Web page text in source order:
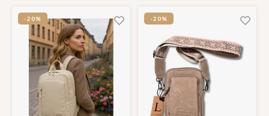
-20% -20%